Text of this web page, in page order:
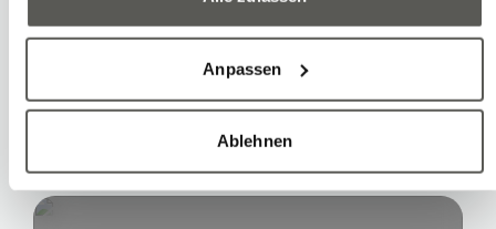
Anpassen
Ablehnen
Cellules et lignes robotisées
Solutions de vision